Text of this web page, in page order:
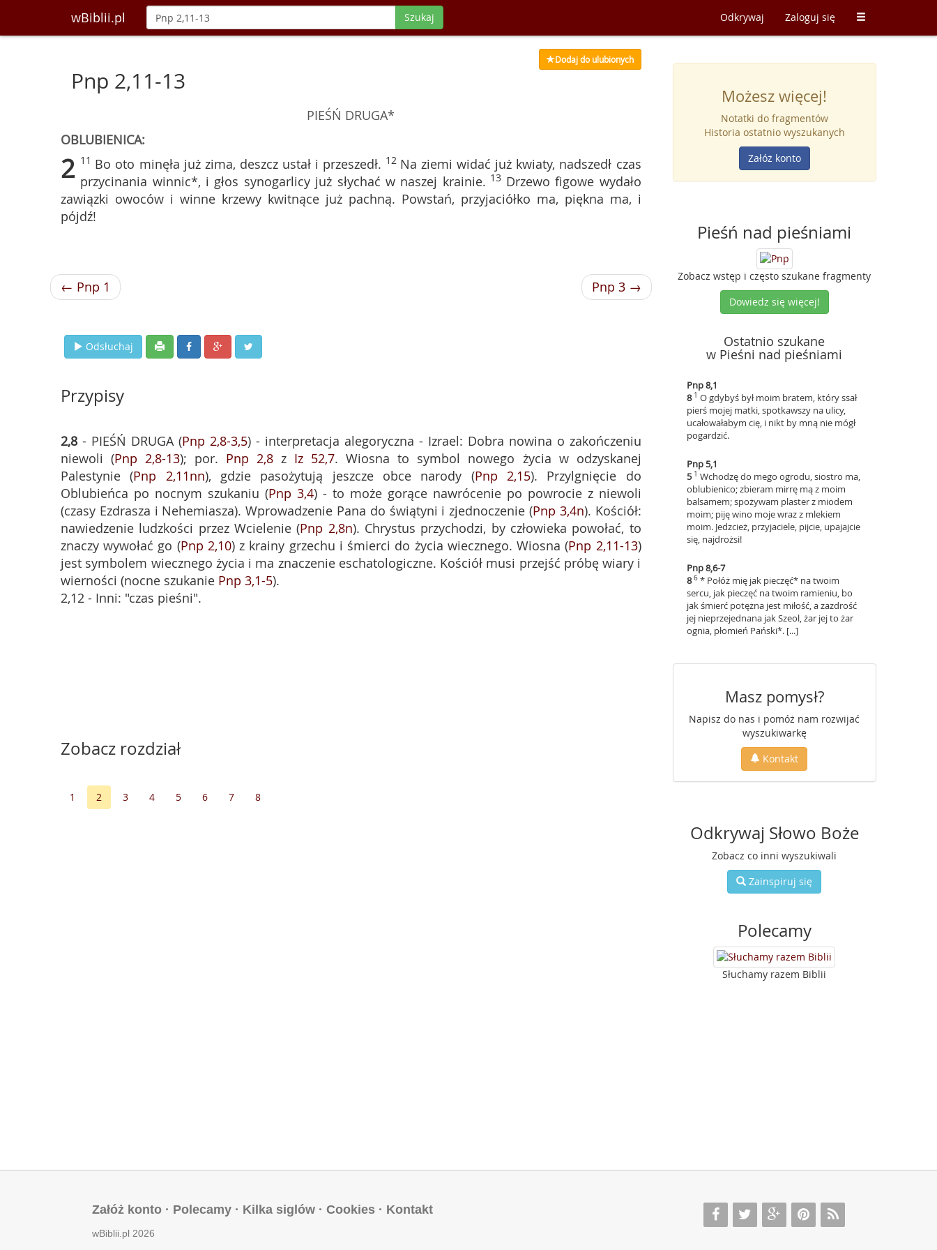
wBiblii.pl Szukaj Odkrywaj Zaloguj się
Dodaj do ulubionych
Pnp 2,11-13
PIEŚŃ DRUGA*
OBLUBIENICA:
2 11 Bo oto minęła już zima, deszcz ustał i przeszedł. 12 Na ziemi widać już kwiaty, nadszedł czas
przycinania winnic*, i głos synogarlicy już słychać w naszej krainie. 13 Drzewo figowe wydało
zawiązki owoców i winne krzewy kwitnące już pachną. Powstań, przyjaciółko ma, piękna ma, i
pójdź!
← Pnp 1 Pnp 3 →
Odsłuchaj
Przypisy
2,8 - PIEŚŃ DRUGA (Pnp 2,8-3,5) - interpretacja alegoryczna - Izrael: Dobra nowina o zakończeniu
niewoli (Pnp 2,8-13); por. Pnp 2,8 z Iz 52,7. Wiosna to symbol nowego życia w odzyskanej
Palestynie (Pnp 2,11nn), gdzie pasożytują jeszcze obce narody (Pnp 2,15). Przylgnięcie do
Oblubieńca po nocnym szukaniu (Pnp 3,4) - to może gorące nawrócenie po powrocie z niewoli
(czasy Ezdrasza i Nehemiasza). Wprowadzenie Pana do świątyni i zjednoczenie (Pnp 3,4n). Kościół:
nawiedzenie ludzkości przez Wcielenie (Pnp 2,8n). Chrystus przychodzi, by człowieka powołać, to
znaczy wywołać go (Pnp 2,10) z krainy grzechu i śmierci do życia wiecznego. Wiosna (Pnp 2,11-13)
jest symbolem wiecznego życia i ma znaczenie eschatologiczne. Kościół musi przejść próbę wiary i
wierności (nocne szukanie Pnp 3,1-5).
2,12 - Inni: "czas pieśni".
Zobacz rozdział
1 2 3 4 5 6 7 8
Możesz więcej!
Notatki do fragmentów
Historia ostatnio wyszukanych
Załóż konto
Pieśń nad pieśniami
Zobacz wstęp i często szukane fragmenty
Dowiedz się więcej!
Ostatnio szukane
w Pieśni nad pieśniami
Pnp 8,1
81 O gdybyś był moim bratem, który ssał
pierś mojej matki, spotkawszy na ulicy,
ucałowałabym cię, i nikt by mną nie mógł
pogardzić.
Pnp 5,1
51 Wchodzę do mego ogrodu, siostro ma,
oblubienico; zbieram mirrę mą z moim
balsamem; spożywam plaster z miodem
moim; piję wino moje wraz z mlekiem
moim. Jedzcież, przyjaciele, pijcie, upajajcie
się, najdrożsi!
Pnp 8,6-7
86 * Połóż mię jak pieczęć* na twoim
sercu, jak pieczęć na twoim ramieniu, bo
jak śmierć potężna jest miłość, a zazdrość
jej nieprzejednana jak Szeol, żar jej to żar
ognia, płomień Pański*. [...]
Masz pomysł?
Napisz do nas i pomóż nam rozwijać
wyszukiwarkę
Kontakt
Odkrywaj Słowo Boże
Zobacz co inni wyszukiwali
Zainspiruj się
Polecamy
Słuchamy razem Biblii
Załóż konto · Polecamy · Kilka siglów · Cookies · Kontakt
wBiblii.pl 2026